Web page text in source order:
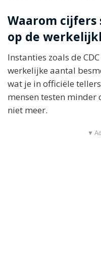
Waarom cijfers
op de
Instanties zoals de
werkelijke aantal
wat je in officiële
mensen testen
niet meer.
▼